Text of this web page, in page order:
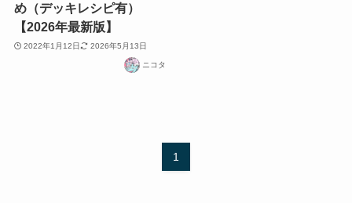
め（デッキレシピ有）
【2026年最新版】
2022年1月12日 2026年5月13日
ニコタ
1